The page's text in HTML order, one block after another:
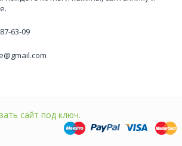
63-09
сайт под ключ.